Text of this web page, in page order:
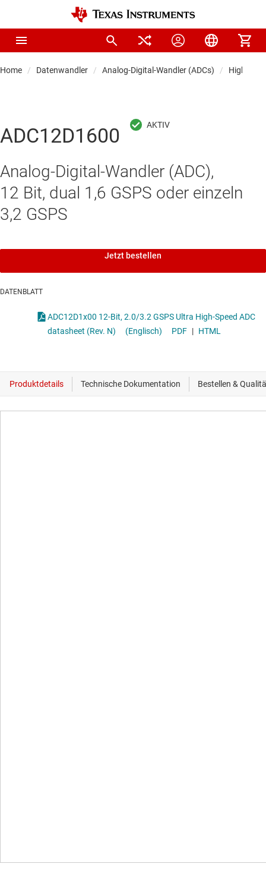
Home Datenwandler Analog-Digital-Wandler (ADCs)
ADC12D1600
Analog-Digital-Wandler (ADC),
12 Bit, dual 1,6 GSPS oder einzeln
3,2 GSPS
Jetzt bestellen
DATENBLATT
ADC12D1x00 12-Bit, 2.0/3.2 GSPS Ultra High-Speed ADC
datasheet (Rev. N)
(Englisch) PDF | HTML